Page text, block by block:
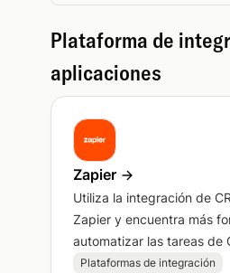
Plataforma de
aplicaciones
Zapier
Utiliza la integración de
Zapier y encuentra más
automatizar las tareas de
Plataformas de integración